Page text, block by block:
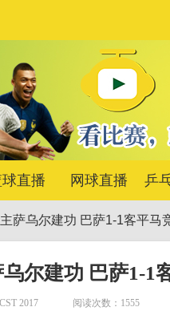
直播 网球直播 乒
萨乌尔建功 巴萨1-1客平马
尔建功 巴萨1-1
2017 阅读次数：1555